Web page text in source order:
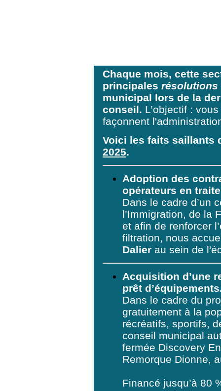
Chaque mois, cette
principales résolutions
municipal lors de la
conseil. L’objectif :
façonnent
Voici les faits saillants
2025.
Adoption des
opérateurs en
Dans le cadre d’un
l’Immigration, de la
et afin de renforcer
filtration, nous
Dalier au sein de
Acquisition d’une
prêt
Dans le cadre du
gratuitement à la
récréatifs, sportifs,
conseil municipal
fermée Discovery
Remorque Dionne,
Financé jusqu’à 80